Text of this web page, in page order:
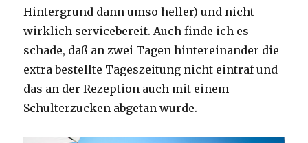
Hintergrund dann umso heller) und nicht
wirklich servicebereit. Auch finde ich es
schade, daß an zwei Tagen hintereinander die
extra bestellte Tageszeitung nicht eintraf und
das an der Rezeption auch mit einem
Schulterzucken abgetan wurde.